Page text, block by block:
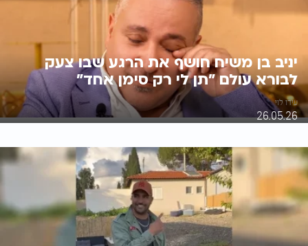
יניב בן משיח חושף את הרגע שבו צעק
לבורא עולם "תן לי רק סימן אחד"
עידו לוי
26.05.26